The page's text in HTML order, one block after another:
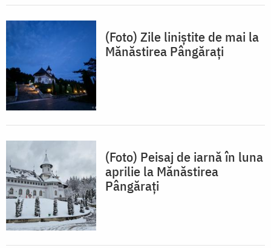
(Foto) Zile liniștite de mai la
Mănăstirea Pângărați
(Foto) Peisaj de iarnă în luna
aprilie la Mănăstirea
Pângărați